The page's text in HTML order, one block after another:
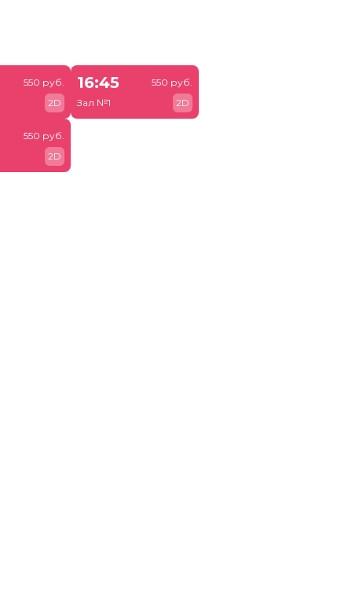
550 руб.
2D
16:45
Зал №1
550 руб.
2D
550 руб.
2D